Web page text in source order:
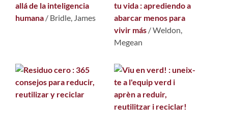
allá de la inteligencia
humana / Bridle, James
tu vida : aprediendo a
abarcar menos para
vivir más /Weldon,
Megean